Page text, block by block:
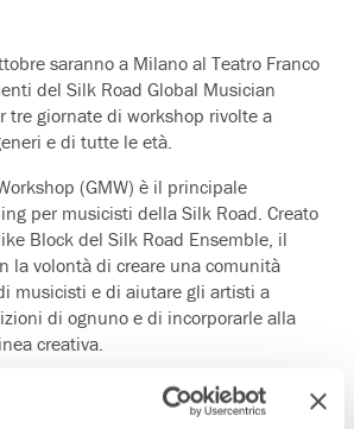
saranno a Milano al Teatro Franco
del Silk Road Global Musician
tre giornate di workshop rivolte a
e di tutte le età.
(GMW) è il principale
per musicisti della Silk Road. Creato
Block del Silk Road Ensemble, il
la volontà di creare una comunità
musicisti e di aiutare gli artisti a
di ognuno e di incorporarle alla
creativa.